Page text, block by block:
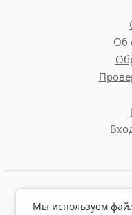
Об
Политика
Мы используем